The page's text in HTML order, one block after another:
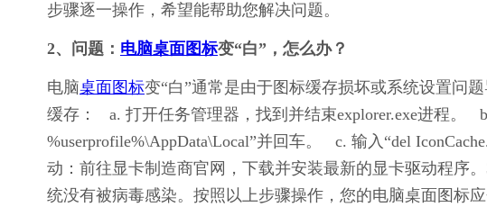
步骤逐一操作，希望能帮助您解决问题。
2、问题： 电脑桌面图标变“白”，怎么办？
电脑桌面图标变“白”通常是由于图标缓存损坏或系统设置问
缓存：   a. 打开任务管理器，找到并结束explorer.exe进程。
%userprofile%\AppData\Local”并回车。   c. 输入“del
动：前往显卡制造商官网，下载并安装最新的显卡驱动程序
统没有被病毒感染。按照以上步骤操作，您的电脑桌面图标应